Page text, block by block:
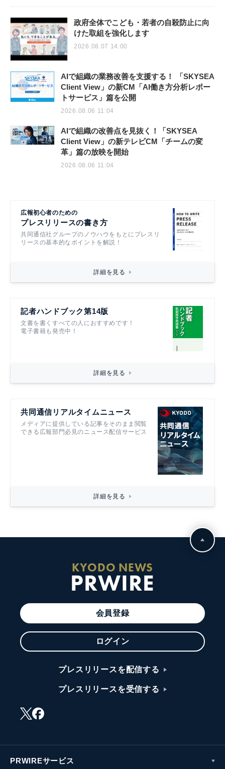
政府全体でこども・若者の自殺防止に向
けた取組を強化します
2026.08.07 14:00
AIで組織の業務改善を支援する！ 「SKYSEA
Client View」の新CM「AI働き方分析レポー
トサービス」篇を公開
2026.08.06 11:04
AIで組織の改善点を見抜く！「SKYSEA
Client View」の新テレビCM「チームの変
革」篇の放映を開始
2026.08.06 11:04
広報初心者のための
プレスリリースの書き方
共同通信社グループのノウハウをもとにプレスリ
リースの基本的なポイントを解説！
詳細を見る
記者ハンドブック第14版
文書を書くすべての人におすすめです！
電子書籍も発売中！
詳細を見る
共同通信リアルタイムニュース
メディアに提供している記事をそのまま閲覧
できる広報部門必見のニュース配信サービス
詳細を見る
KYODO NEWS
PRWIRE
会員登録
ログイン
プレスリリースを配信する
プレスリリースを受信する
PRWIREサービス